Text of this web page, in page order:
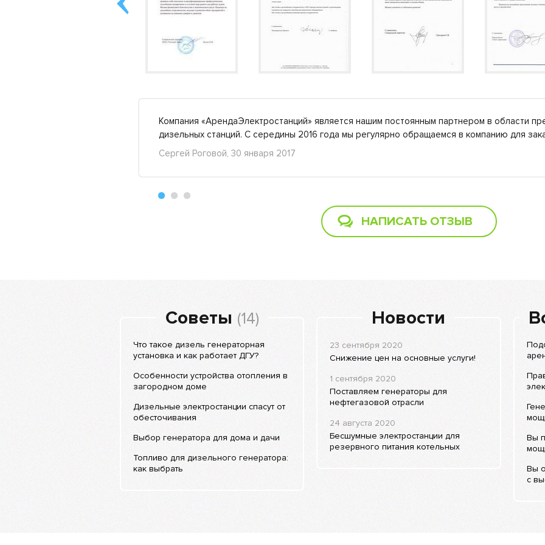
Компания «АрендаЭлектростанций» является нашим постоянным партнером в области
дизельных станций. С середины 2016 года мы регулярно обращаемся в компанию для
Сергей Роговой, 30 января 2017
НАПИСАТЬ ОТЗЫВ
Советы (14)
Что такое дизель генераторная
установка и как работает ДГУ?
Особенности устройства отопления в
загородном доме
Дизельные электростанции спасут от
обесточивания
Выбор генератора для дома и дачи
Топливо для дизельного генератора:
как выбрать
Новости
23 сентября 2020
Снижение цен на основные услуги!
1 сентября 2020
Поставляем генераторы для
нефтегазовой отрасли
24 августа 2020
Бесшумные электростанции для
резервного питания котельных
Вы
Вы
с